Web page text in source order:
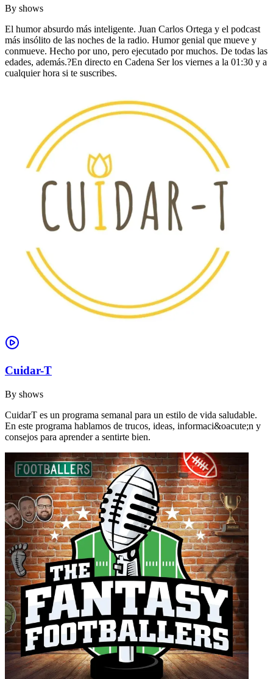
By shows
El humor absurdo más inteligente. Juan Carlos Ortega y el podcast
más insólito de las noches de la radio. Humor genial que mueve y
conmueve. Hecho por uno, pero ejecutado por muchos. De todas las
edades, además.?En directo en Cadena Ser los viernes a la 01:30 y a
cualquier hora si te suscribes.
Cuidar-T
By shows
CuidarT es un programa semanal para un estilo de vida saludable.
En este programa hablamos de trucos, ideas, informaci&oacute;n y
consejos para aprender a sentirte bien.